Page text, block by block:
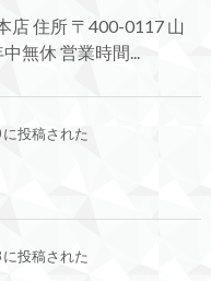
店 住所 〒400-0117 山
無休 営業時間...
に投稿された
に投稿された